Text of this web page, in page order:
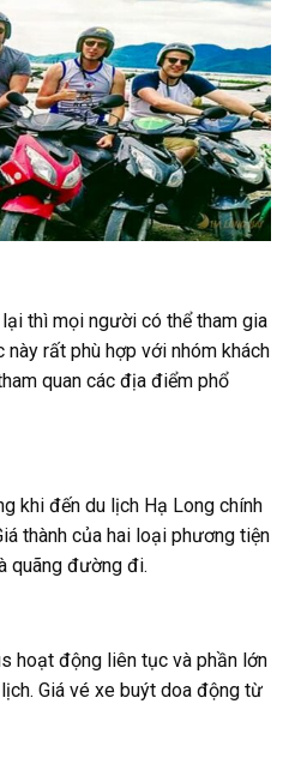
thì mọi người có thể tham gia
rất phù hợp với nhóm khách
quan các địa điểm phổ
khi đến du lịch Hạ Long chính
thành của hai loại phương tiện
quãng đường đi.
hoạt động liên tục và phần lớn
Giá vé xe buýt doa động từ